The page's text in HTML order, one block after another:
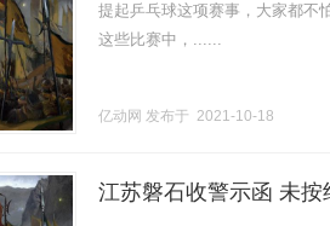
提起乒乓球这项赛事，大家都不
这些比赛中，......
亿动网 发布于 2021-10-18
江苏磐石收警示函 未